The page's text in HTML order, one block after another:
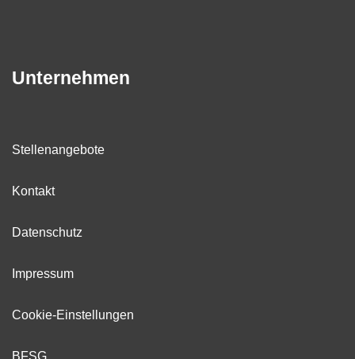
Unternehmen
Stellenangebote
Kontakt
Datenschutz
Impressum
Cookie-Einstellungen